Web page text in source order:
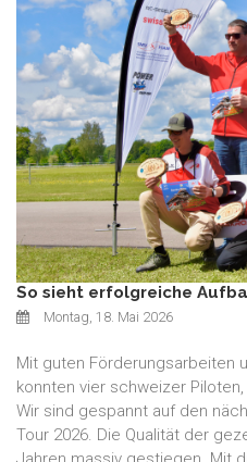
So sieht erfolgreiche
Montag, 18. Mai 2026
Mit guten Förderungsarbeiten
konnten vier schweizer
Wir sind gespannt auf den
Tour 2026. Die Qualität der